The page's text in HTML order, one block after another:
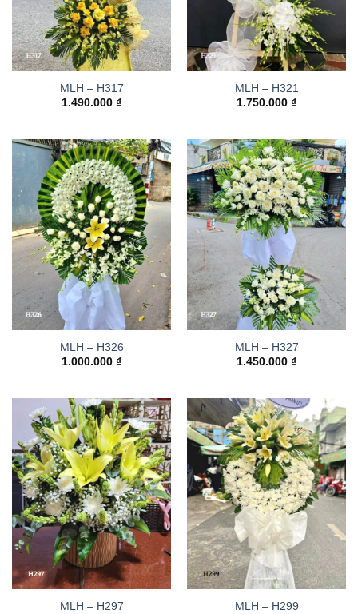
MLH – H317
1.490.000 ₫
MLH – H321
1.750.000 ₫
MLH – H326
1.000.000 ₫
MLH – H327
1.450.000 ₫
MLH – H297
MLH – H299